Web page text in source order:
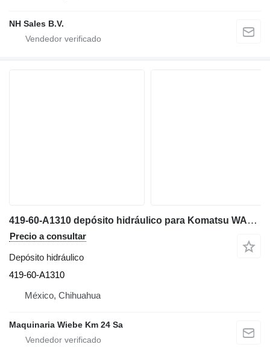
NH Sales B.V.
419-60-A1310 depósito hidráulico para Komatsu WA320-3MC cargadora de ruedas
Precio a consultar
Depósito hidráulico
419-60-A1310
México, Chihuahua
Maquinaria Wiebe Km 24 Sa